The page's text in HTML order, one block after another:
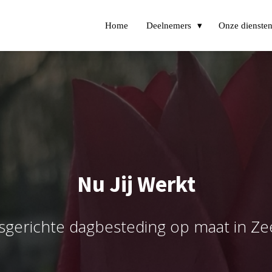
Home Deelnemers Onze
Nu Jij Werkt
dagbesteding op maat in